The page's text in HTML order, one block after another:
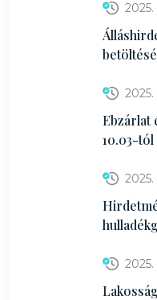
Ebzárlat
10.03-tól
2025.